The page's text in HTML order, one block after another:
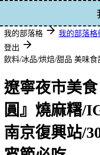
我的部落格 我的部落格
登出
飲料/冰品/烘焙/甜品 美味食
遼寧夜市美
圓』燒麻糬/
南京復興站/